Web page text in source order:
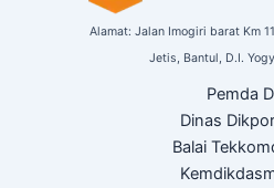
Alamat: Jalan Imogiri barat Km
Jetis, Bantul, D.I.
Pemda
Dinas
Balai